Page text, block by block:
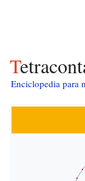
Enciclopedia para